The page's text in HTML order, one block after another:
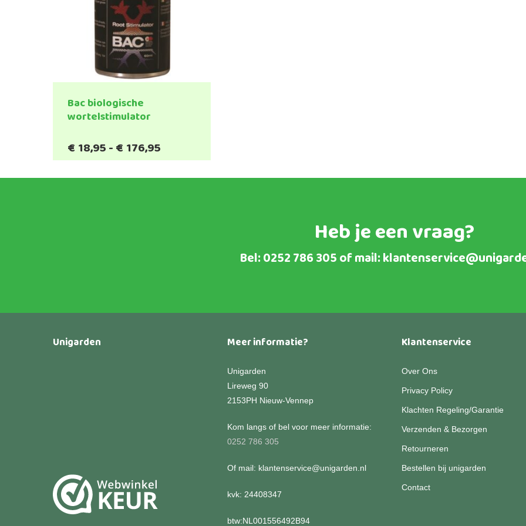
Bac biologische
wortelstimulator
€ 18,95-€ 176,95
€18,95
tot
Dit
product
heeft
Heb je een vraag?
Bel:0252 786 305of mail:
Unigarden Meer informatie?
Unigarden
Lireweg 90
2153PH Nieuw-Vennep
Kom langs of bel voor meer informatie:
0252 786 305
Of mail: klantenservice@unigarden.nl
kvk: 24408347
btw:NL001556492B94
Klantenservice
Over Ons
Privacy Policy
Klachten Regeling/Garantie
Verzenden & Bezorgen
Retourneren
Bestellen bij unigarden
Contact